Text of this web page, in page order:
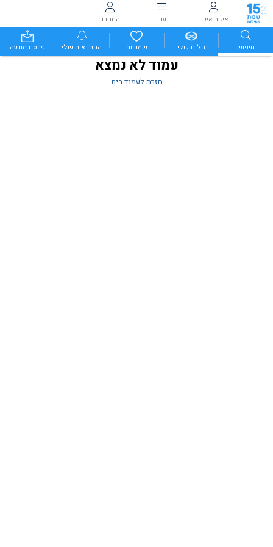
איזור אישי עוד התחבר
חיפוש הלוח שלי שמורות ההתראות שלי פרסם מודעה
עמוד לא נמצא
חזרה לעמוד בית